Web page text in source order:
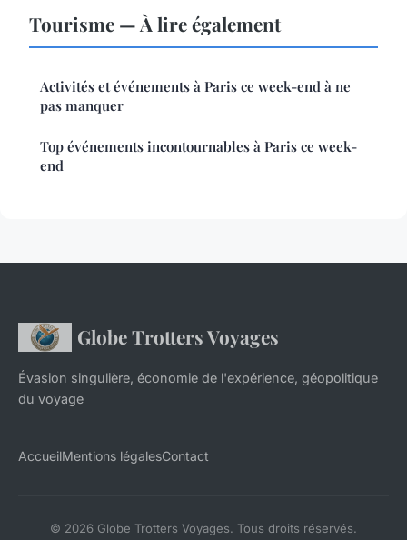
Tourisme — À lire également
Activités et événements à Paris ce week-end à ne
pas manquer
Top événements incontournables à Paris ce week-
end
Globe Trotters Voyages
Évasion singulière, économie de l'expérience, géopolitique
du voyage
AccueilMentions légalesContact
© 2026 Globe Trotters Voyages. Tous droits réservés.